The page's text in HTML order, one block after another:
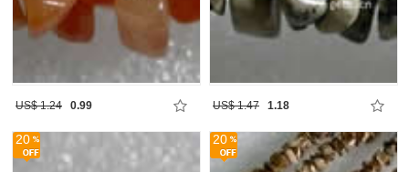
US$ 1.24 0.99 US$ 1.47 1.18
20 20